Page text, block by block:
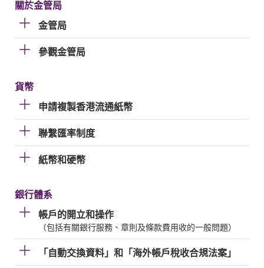
關於金管局
金管局
參觀金管局
貨幣
申請複製香港流通紙幣
聯繫匯率制度
紙幣和硬幣
銀行體系
帳戶的開立和操作
（包括有關銀行服務、章則及條款費用收的一般問題）
「自動交換資料」和「海外帳戶稅收合規法案」